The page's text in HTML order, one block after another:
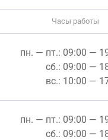
Часы работы
пн. — пт.: 09:00 —
сб.: 09:00 —
вс.: 10:00 —
пн. — пт.: 09:00 —
сб.: 09:00 —